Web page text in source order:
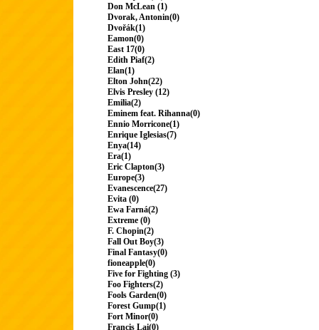
Don McLean (1)
Dvorak, Antonin(0)
Dvořák(1)
Eamon(0)
East 17(0)
Edith Piaf(2)
Elan(1)
Elton John(22)
Elvis Presley (12)
Emilia(2)
Eminem feat. Rihanna(0)
Ennio Morricone(1)
Enrique Iglesias(7)
Enya(14)
Era(1)
Eric Clapton(3)
Europe(3)
Evanescence(27)
Evita (0)
Ewa Farná(2)
Extreme (0)
F. Chopin(2)
Fall Out Boy(3)
Final Fantasy(0)
fioneapple(0)
Five for Fighting (3)
Foo Fighters(2)
Fools Garden(0)
Forest Gump(1)
Fort Minor(0)
Francis Lai(0)